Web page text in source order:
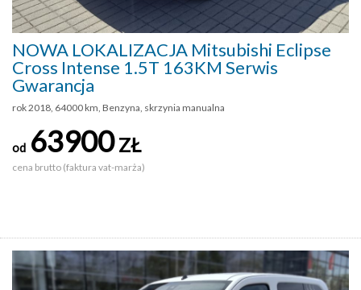
NOWA LOKALIZACJA Mitsubishi Eclipse
Cross Intense 1.5T 163KM Serwis
Gwarancja
rok 2018, 64000 km, Benzyna, skrzynia manualna
od 63900ZŁ
cena brutto (faktura vat-marża)